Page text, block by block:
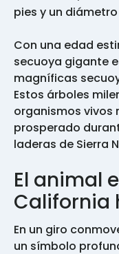
pies y un
Con una edad
secuoya gigante
magníficas
Estos árboles
organismos vivos
prosperado
laderas de Sierra
El animal
California
En un giro
un símbolo